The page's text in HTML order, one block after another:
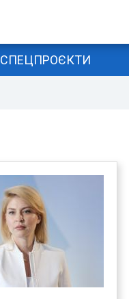
СПЕЦПРОЄКТИ